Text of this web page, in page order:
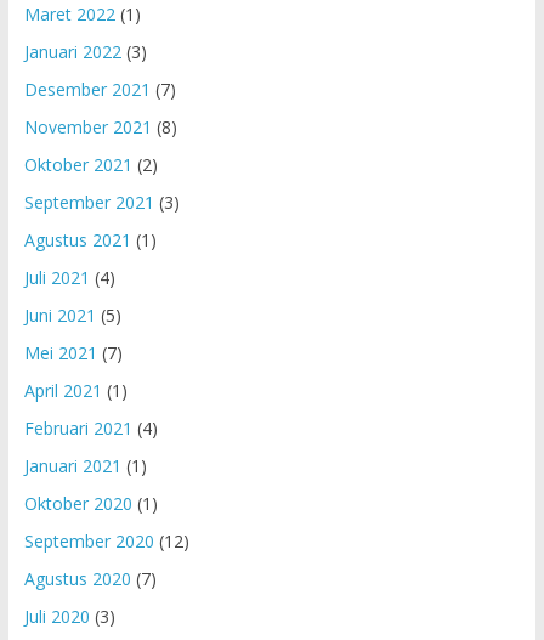
Maret 2022 (1)
Januari 2022 (3)
Desember 2021 (7)
November 2021 (8)
Oktober 2021 (2)
September 2021 (3)
Agustus 2021 (1)
Juli 2021 (4)
Juni 2021 (5)
Mei 2021 (7)
April 2021 (1)
Februari 2021 (4)
Januari 2021 (1)
Oktober 2020 (1)
September 2020 (12)
Agustus 2020 (7)
Juli 2020 (3)